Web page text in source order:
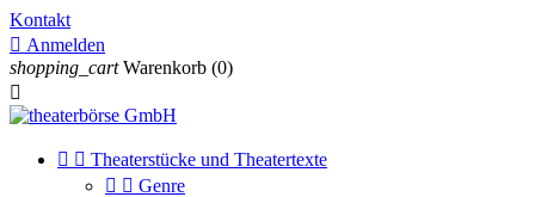
Kontakt
 Anmelden
shopping_cart Warenkorb (0)

  Theaterstücke und Theatertexte
  Genre